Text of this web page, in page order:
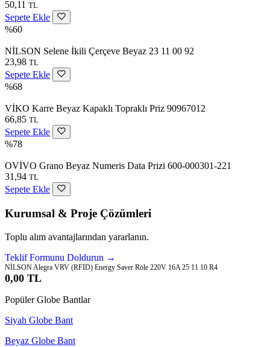
50,11 TL
Sepete Ekle
%60
NİLSON Selene İkili Çerçeve Beyaz 23 11 00 92
23,98 TL
Sepete Ekle
%68
VİKO Karre Beyaz Kapaklı Topraklı Priz 90967012
66,85 TL
Sepete Ekle
%78
OVİVO Grano Beyaz Numeris Data Prizi 600-000301-221
31,94 TL
Sepete Ekle
Kurumsal & Proje Çözümleri
Toplu alım avantajlarından yararlanın.
Teklif Formunu Doldurun →
NİLSON Alegra VRV (RFID) Energy Saver Röle 220V 16A 25 11 10 R4
0,00 TL
Popüler Globe Bantlar
Siyah Globe Bant
Beyaz Globe Bant